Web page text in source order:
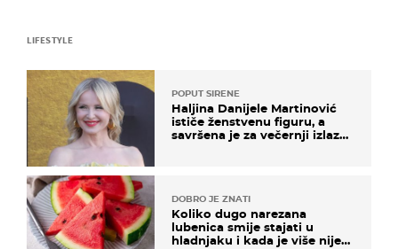
LIFESTYLE
POPUT SIRENE
Haljina Danijele Martinović
ističe ženstvenu figuru, a
savršena je za večernji izlazak
DOBRO JE ZNATI
Koliko dugo narezana
lubenica smije stajati u
hladnjaku i kada je više nije